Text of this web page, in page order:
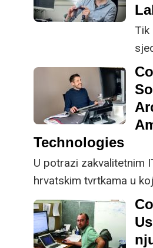
od
Tik
Technologies
U potrazi zakvalitetnim
hrvatskim tvrtkama u
došli smo u Amphinicy